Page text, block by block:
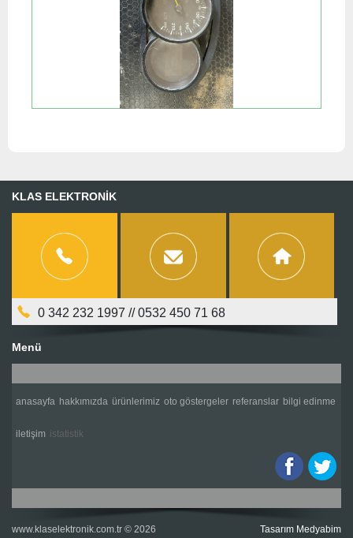
KLAS ELEKTRONİK
0 342 232 1997 // 0532 450 71 68
Menü
anasayfa hakkımızda ürünlerimiz oto göstergeler referanslar bilgi edinme
i̇letişim i̇statistik
www.klaselektronik.com.tr © 2026 Tasarım Medyabim